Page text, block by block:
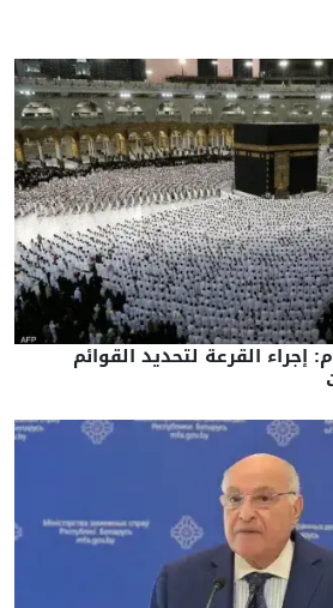
حج موسم 1448هـ/2027م: إجراء القرعة لتحديد القوائم